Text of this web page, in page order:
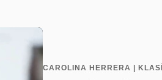
CAROLINA HERRERA |